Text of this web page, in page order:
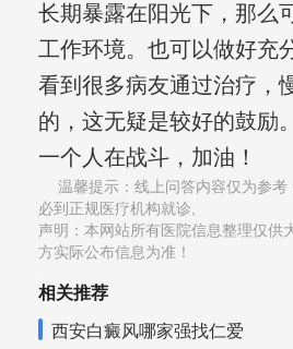
长期暴露在阳光下，那么
工作环境。也可以做好充
看到很多病友通过治疗，
的，这无疑是较好的鼓励
一个人在战斗，加油！
温馨提示：线上问答内容仅为参考
必到正规医疗机构就诊,
声明：本网站所有医院信息整理仅供
方实际公布信息为准！
相关推荐
西安白癜风哪家强找仁爱